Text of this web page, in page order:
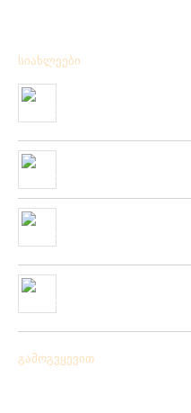
სიახლეები
გამოგვყევით